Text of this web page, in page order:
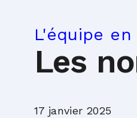
L'équipe
Les
17 janvier 2025